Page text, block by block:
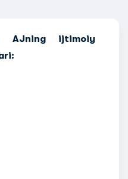
AJning ijtimoiy